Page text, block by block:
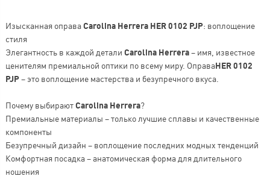
Изысканная оправаCarolina Herrera HER 0102 PJP: воплощение
стиля
Элегантность в каждой детали Carolina Herrera– имя, известное
ценителям премиальной оптики по всему миру. ОправаHER 0102
PJP– это воплощение мастерства и безупречного вкуса.
Почему выбираютCarolina Herrera?
Премиальные материалы – только лучшие сплавы и качественные
компоненты
Безупречный дизайн – воплощение последних модных тенденций
Комфортная посадка – анатомическая форма для длительного
ношения